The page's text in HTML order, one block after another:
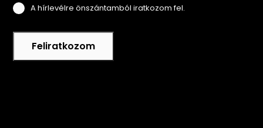
A hírlevélre önszántamból iratkozom fel.
Feliratkozom